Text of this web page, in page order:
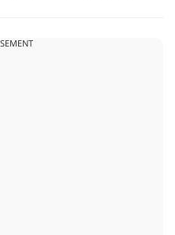
फूड नहीं जा पा रहा है. ऐसी